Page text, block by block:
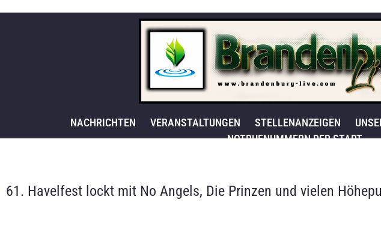
NACHRICHTEN VERANSTALTUNGEN STELLENANZEIGEN
NOTRUFNUMMERN DER STADT
61. Havelfest lockt mit No Angels, Die Prinzen und vielen